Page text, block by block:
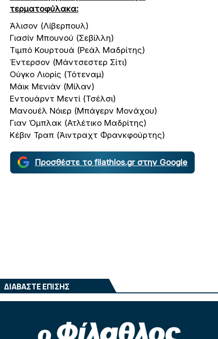
τερματοφύλακα:
Άλισον (Λίβερπουλ)
Γιασίν Μπουνού (Σεβίλλη)
Τιμπό Κουρτουά (Ρεάλ Μαδρίτης)
Έντερσον (Μάντσεστερ Σίτι)
Ούγκο Λιορίς (Τότεναμ)
Μάικ Μενιάν (Μίλαν)
Εντουάρντ Μεντί (Τσέλσι)
Μανουέλ Νόιερ (Μπάγερν Μονάχου)
Γιαν Όμπλακ (Ατλέτικο Μαδρίτης)
Κέβιν Τραπ (Άιντραχτ Φρανκφούρτης)
Προσθέστε το filathlos.gr στην Google
ΔΙΑΒΑΣΤΕ ΕΠΙΣΗΣ